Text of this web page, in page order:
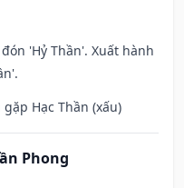
'Hỷ Thần'. Xuất hành
Hạc Thần (xấu)
Phong